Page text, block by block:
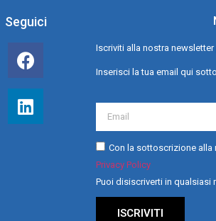
Seguici
Iscriviti alla nostra
Inserisci la tua email qui sotto.
Con la sottoscrizione alla
Privacy Policy
Puoi disiscriverti in qualsiasi
ISCRIVITI